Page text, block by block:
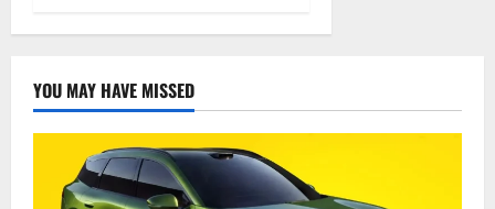
YOU MAY HAVE MISSED